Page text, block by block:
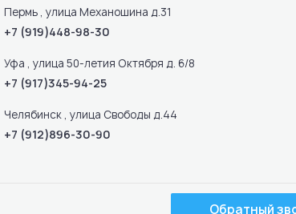
Пермь , улица Механошина д.31
+7 (919)448-98-30
Уфа , улица 50-летия Октября д. 6/8
+7 (917)345-94-25
Челябинск , улица Свободы д.44
+7 (912)896-30-90
Обратный